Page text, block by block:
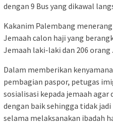
dengan 9 Bus yang dikawal
Kakanim Palembang
Jemaah calon haji yang
Jemaah laki-laki dan 206 orang
Dalam memberikan
pembagian paspor, petugas
sosialisasi kepada jemaah
dengan baik sehingga tidak
selama melaksanakan ibadah